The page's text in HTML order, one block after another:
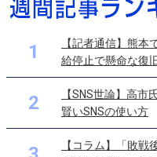
1
【記者通信】熊
給停止で懸命な復
2
【SNS世論】高
賢いSNSの使い方
【コラム】「敗